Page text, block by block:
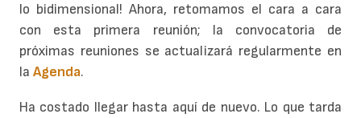
lo bidimensional! Ahora, retomamos el cara a cara
con esta primera reunión; la convocatoria de
próximas reuniones se actualizará regularmente en
la Agenda.
Ha costado llegar hasta aquí de nuevo. Lo que tarda